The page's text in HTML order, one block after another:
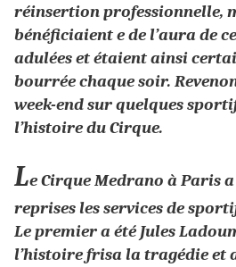
réinsertion professionnelle,
bénéficiaient ede l’aura de
adulées et étaient ainsi
bourrée chaque soir.
week-end sur quelques
l’histoire du Cirque.
Le Cirque Medrano à Paris
reprises les services de
Le premier a été Jules
l’histoire frisa la tragédie et